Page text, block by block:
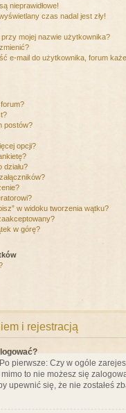
nieprawidłowe!
czas nadal jest zły!
mojej nazwie użytkownika?
e-mail do użytkownika, forum
postów?
opcji?
działu?
w widoku tworzenia wątku?
w górę?
i rejestracją
pierwsze: Czy w ogóle
to nie możesz się
upewnić się, że nie zostałeś